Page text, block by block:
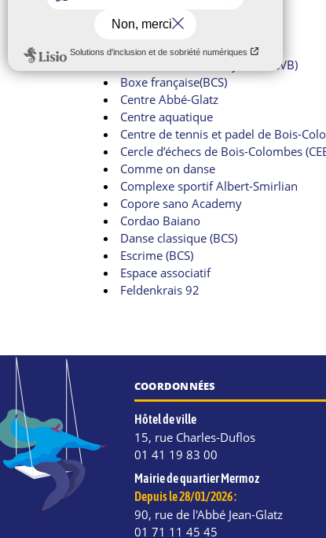
Bois-Colombes Sports
Bois-Colombes Trampo 92
Bois-Colombes VolleyBall (BCVB)
Boxe française(BCS)
Centre Abbé-Glatz
Centre aquatique
Centre de tennis et padel de Bois-
Cercle d’échecs de Bois-Colombes
Comme on danse
Complexe sportif Albert-Smirlian
Copore sano Academy
Cordao Baiano
Danse classique (BCS)
Escrime (BCS)
Espace associatif
Feldenkrais 92
COORDONNÉES
Hôtel de ville
15, rue Charles-Duflos
01 41 19 83 00
Mairie de quartier Mermoz
Depuis le 28/01/2026 :
90, rue de l'Abbé Jean-Glatz
01 71 11 45 45